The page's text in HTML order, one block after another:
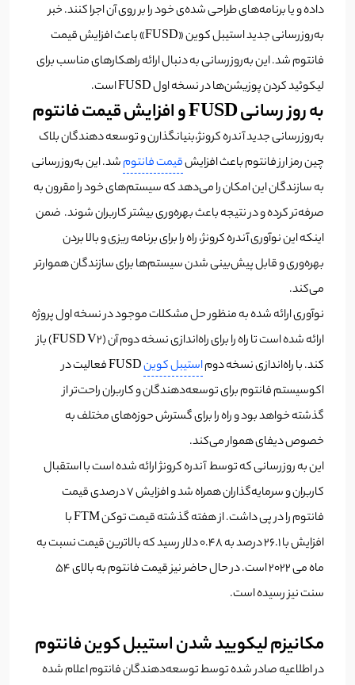
داده و یا برنامه‌های طراحی شده‌‌ی خود را بر روی آن اجرا کنند. خبر
به‌روزرسانی جدید استیبل کوین «FUSD» باعث افزایش قیمت
فانتوم شد. این به‌روزرسانی به دنبال ارائه راهکارهای مناسب برای
لیکوئید کردن پوزیشن‌ها در نسخه اول FUSD است.
به روز رسانی FUSD و افزایش قیمت فانتوم
به‌روزرسانی جدید آندره کرونژ،بنیانگذارن و توسعه دهندگان بلاک
چین رمز ارز فانتوم باعث افزایشقیمت فانتومشد. این به‌روزرسانی
به سازندگان این امکان را می‌دهد که سیستم‌های خود را مقرون به
صرفه‌تر کرده و در نتیجه باعث بهره‌وری بیشتر کاربران شوند. ضمن
اینکه این نوآوری آندره کرونژ، راه را برای برنامه ریزی و بالا بردن
بهره‌وری و قابل پیش‌بینی شدن سیستم‌ها برای سازندگان هموار‌تر
می‌کند.
نوآوری ارائه شده به منظور حل مشکلات موجود در نسخه اول پروژه
ارائه شده است تا راه را برای راه‌اندازی نسخه دوم آن (FUSD V2) باز
کند. با راه‌اندازی نسخه دوماستیبل کوین
FUSD فعالیت در
اکوسیستم فانتوم برای توسعه‌دهندگان و کاربران راحت‌تر از
گذشته خواهد بود و راه را برای گسترش حوزه‌های مختلف به
خصوص دیفای هموار می‌کند.
این به روزرسانی که توسط آندره کرونژ ارائه شده است با استقبال
کاربران و سرمایه‌گذاران همراه شد و افزایش 7 درصدی قیمت
فانتوم را در پی داشت. از هفته گذشته قیمت توکن ‌‌FTM با
افزایش با 26.1 درصد به 0.48 دلار رسید که بالا‌ترین قیمت نسبت به
ماه می 2022 است. در حال حاضر نیز قیمت فانتوم به بالای 54
سنت نیز رسیده است.
مکانیزم لیکویید شدن استیبل کوین فانتوم
در اطلاعیه صادر شده توسط توسعه‌دهندگان فانتوم اعلام شده